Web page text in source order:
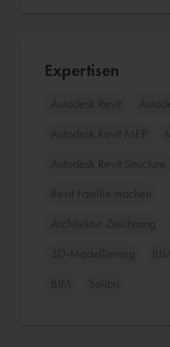
Expertisen
Autodesk Revit
Autodesk Revit MEP
Autodesk Revit Structure
Revit Familie machen
Architektur-Zeichnung
3D-Modellierung
BIM Solibri